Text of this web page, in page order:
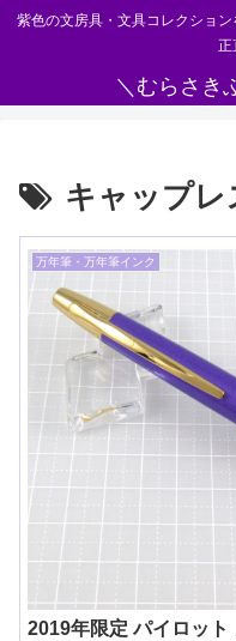
紫色の文房具・文具コレクショ
正
＼むらさき
キャップレ
万年筆・万年筆インク
2019年限定 パイロッ